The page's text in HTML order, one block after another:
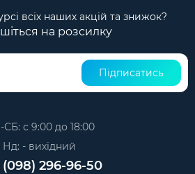
всіх наших акцій та знижок?
на розсилку
Підписатись
с 9:00 до 18:00
Нд: - вихідний
(098) 296-96-50